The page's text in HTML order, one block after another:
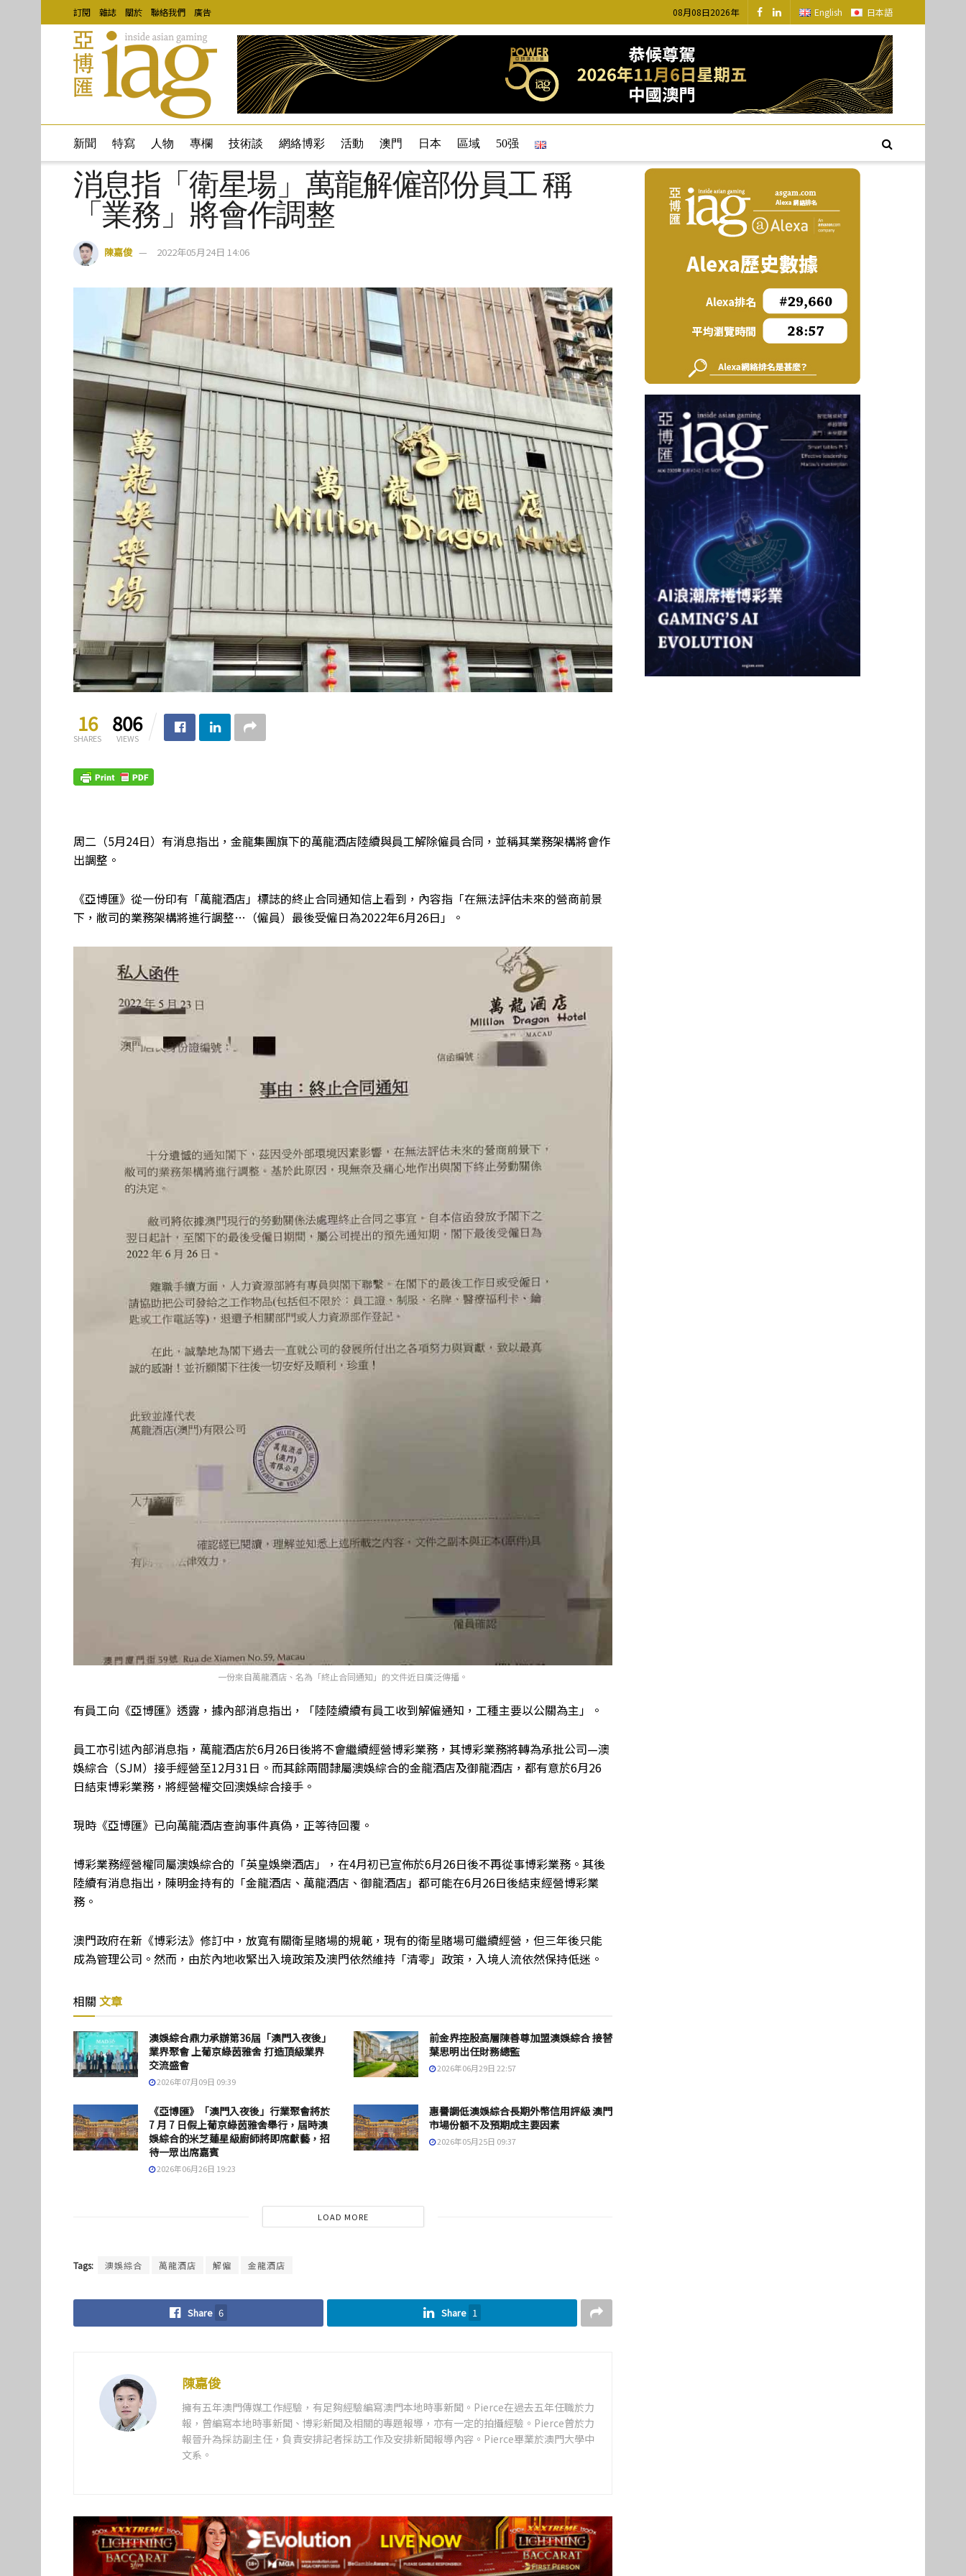
訂閱 雜誌 關於 聯絡我們 廣告 08月08日2026年 English 日本語
新聞 特寫 人物 專欄 技術談 網絡博彩 活動 澳門 日本 區域 50强
消息指「衛星場」萬龍解僱部份員工 稱
「業務」將會作調整
陳嘉俊 2022年05月24日 14:06
16
SHARES
806
VIEWS
周二（5月24日）有消息指出，金龍集團旗下的萬龍酒店陸續與員工解除僱員合同，並稱其業務架構將會作
出調整。
《亞博匯》從一份印有「萬龍酒店」標誌的終止合同通知信上看到，內容指「在無法評估未來的營商前景
下，敝司的業務架構將進行調整…（僱員）最後受僱日為2022年6月26日」。
一份來自萬龍酒店、名為「終止合同通知」的文件近日廣泛傳播。
有員工向《亞博匯》透露，據內部消息指出，「陸陸續續有員工收到解僱通知，工種主要以公關為主」。
員工亦引述內部消息指，萬龍酒店於6月26日後將不會繼續經營博彩業務，其博彩業務將轉為承批公司—澳
娛綜合（SJM）接手經營至12月31日。而其餘兩間隸屬澳娛綜合的金龍酒店及御龍酒店，都有意於6月26
日結束博彩業務，將經營權交回澳娛綜合接手。
現時《亞博匯》已向萬龍酒店查詢事件真偽，正等待回覆。
博彩業務經營權同屬澳娛綜合的「英皇娛樂酒店」，在4月初已宣佈於6月26日後不再從事博彩業務。其後
陸續有消息指出，陳明金持有的「金龍酒店、萬龍酒店、御龍酒店」都可能在6月26日後結束經營博彩業
務。
澳門政府在新《博彩法》修訂中，放寬有關衛星賭場的規範，現有的衛星賭場可繼續經營，但三年後只能
成為管理公司。然而，由於內地收緊出入境政策及澳門依然維持「清零」政策，入境人流依然保持低迷。
相關 文章
澳娛綜合鼎力承辦第36屆「澳門入夜後」
業界聚會 上葡京綠茵雅舍 打造頂級業界
交流盛會
2026年07月09日 09:39
前金界控股高層陳善尊加盟澳娛綜合 接替
葉思明出任財務總監
2026年06月29日 22:57
《亞博匯》「澳門入夜後」行業聚會將於
7 月 7 日假上葡京綠茵雅舍舉行，屆時澳
娛綜合的米芝蓮星級廚師將即席獻藝，招
待一眾出席嘉賓
2026年06月26日 19:23
惠譽調低澳娛綜合長期外幣信用評級 澳門
市場份額不及預期成主要因素
2026年05月25日 09:37
LOAD MORE
Tags: 澳娛綜合 萬龍酒店 解僱 金龍酒店
Share 6 Share 1
陳嘉俊
擁有五年澳門傳媒工作經驗，有足夠經驗編寫澳門本地時事新聞。Pierce在過去五年任職於力
報，曾編寫本地時事新聞、博彩新聞及相關的專題報導，亦有一定的拍攝經驗。Pierce曾於力
報晉升為採訪副主任，負責安排記者採訪工作及安排新聞報導內容。Pierce畢業於澳門大學中
文系。